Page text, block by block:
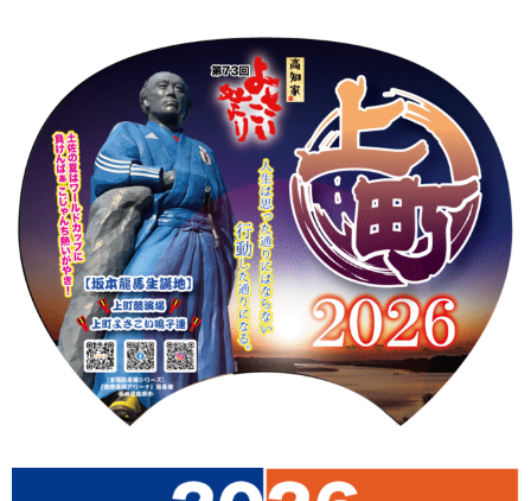
振付
その他
壁紙
お問合せ
スタッフブログ